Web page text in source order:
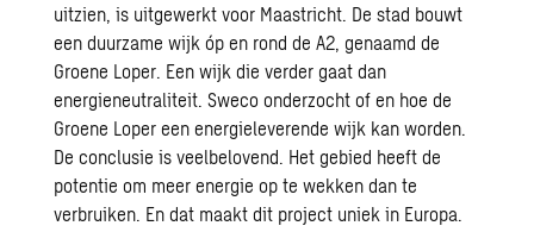
uitzien, is uitgewerkt voor Maastricht. De stad bouwt
een duurzame wijk óp en rond de A2, genaamd de
Groene Loper. Een wijk die verder gaat dan
energieneutraliteit. Sweco onderzocht of en hoe de
Groene Loper een energieleverende wijk kan worden.
De conclusie is veelbelovend. Het gebied heeft de
potentie om meer energie op te wekken dan te
verbruiken. En dat maakt dit project uniek in Europa.